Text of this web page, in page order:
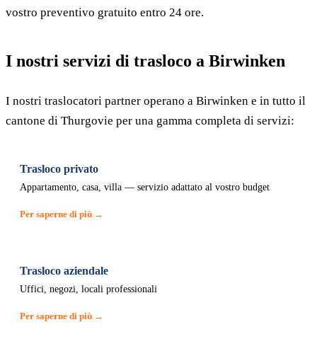
vostro preventivo gratuito entro 24 ore.
I nostri servizi di trasloco a Birwinken
I nostri traslocatori partner operano a Birwinken e in tutto il
cantone di Thurgovie per una gamma completa di servizi:
Trasloco privato
Appartamento, casa, villa — servizio adattato al vostro budget
Per saperne di più →
Trasloco aziendale
Uffici, negozi, locali professionali
Per saperne di più →